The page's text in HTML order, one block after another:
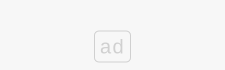
ad